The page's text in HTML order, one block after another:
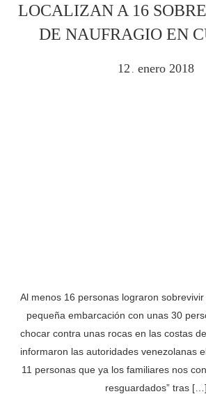
LOCALIZAN A 16
DE NAUFRAGIO EN
12 enero 2018
Al menos 16 personas lograron
pequeña embarcación con unas 30
chocar contra unas rocas en las costas
informaron las autoridades venezolanas
11 personas que ya los familiares nos
resguardados” tras […]